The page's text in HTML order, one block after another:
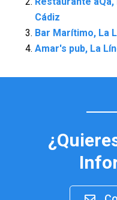
Cádiz
Bar Marítimo, La
Amar's pub, La